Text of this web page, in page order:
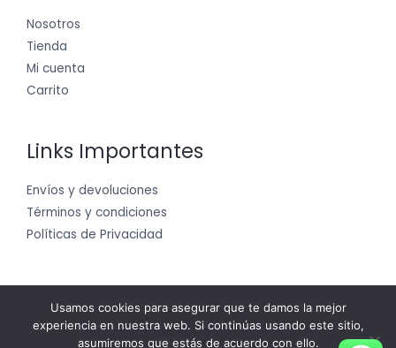
Nosotros
Tienda
Mi cuenta
Carrito
Links Importantes
Envíos y devoluciones
Términos y condiciones
Políticas de Privacidad
Copyright © 2026 pangeatacticalandoutdoorsweb
Usamos cookies para asegurar que te damos la mejor
experiencia en nuestra web. Si continúas usando este sitio,
asumiremos que estás de acuerdo con ello.